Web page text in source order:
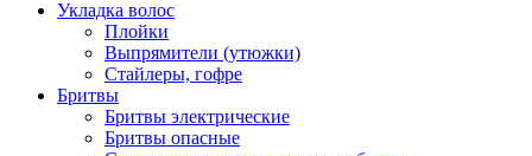
Укладка волос
Плойки
Выпрямители (утюжки)
Стайлеры, гофре
Бритвы
Бритвы электрические
Бритвы опасные